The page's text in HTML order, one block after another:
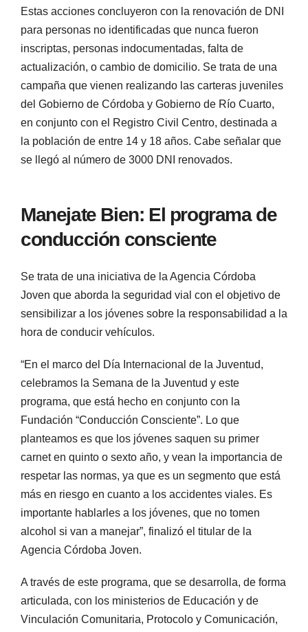
Estas acciones concluyeron con la renovación de DNI
para personas no identificadas que nunca fueron
inscriptas, personas indocumentadas, falta de
actualización, o cambio de domicilio. Se trata de una
campaña que vienen realizando las carteras juveniles
del Gobierno de Córdoba y Gobierno de Río Cuarto,
en conjunto con el Registro Civil Centro, destinada a
la población de entre 14 y 18 años. Cabe señalar que
se llegó al número de 3000 DNI renovados.
Manejate Bien: El programa de
conducción consciente
Se trata de una iniciativa de la Agencia Córdoba
Joven que aborda la seguridad vial con el objetivo de
sensibilizar a los jóvenes sobre la responsabilidad a la
hora de conducir vehículos.
“En el marco del Día Internacional de la Juventud,
celebramos la Semana de la Juventud y este
programa, que está hecho en conjunto con la
Fundación “Conducción Consciente”. Lo que
planteamos es que los jóvenes saquen su primer
carnet en quinto o sexto año, y vean la importancia de
respetar las normas, ya que es un segmento que está
más en riesgo en cuanto a los accidentes viales. Es
importante hablarles a los jóvenes, que no tomen
alcohol si van a manejar”, finalizó el titular de la
Agencia Córdoba Joven.
A través de este programa, que se desarrolla, de forma
articulada, con los ministerios de Educación y de
Vinculación Comunitaria, Protocolo y Comunicación,